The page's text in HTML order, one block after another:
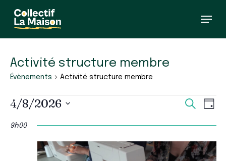
content
Menu
Activité structure membre
Évènements Activité structure membre
Évènements
for
avril
8,
et
vues
Recherche
de
Jour
4/8/2026
une
9h00